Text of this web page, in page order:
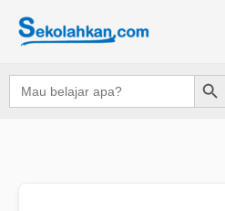
Search
for:
Search